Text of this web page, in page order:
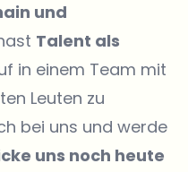
und
Talent als
in einem Team mit
Leuten zu
bei uns und werde
uns noch heute